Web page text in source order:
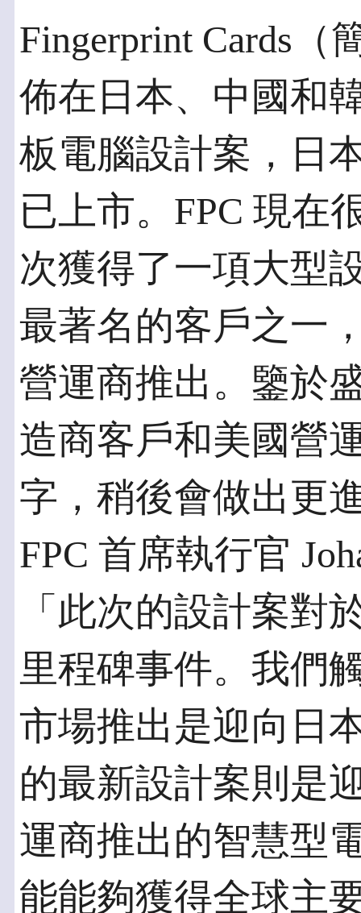
Fingerprint Cards（
佈在日本、中國和
板電腦設計案，日
已上市。FPC 現在
次獲得了一項大型
最著名的客戶之一
營運商推出。鑒於
造商客戶和美國營
字，稍後會做出更
FPC 首席執行官
「此次的設計案對
里程碑事件。我們
市場推出是迎向日
的最新設計案則是
運商推出的智慧型
能能夠獲得全球主